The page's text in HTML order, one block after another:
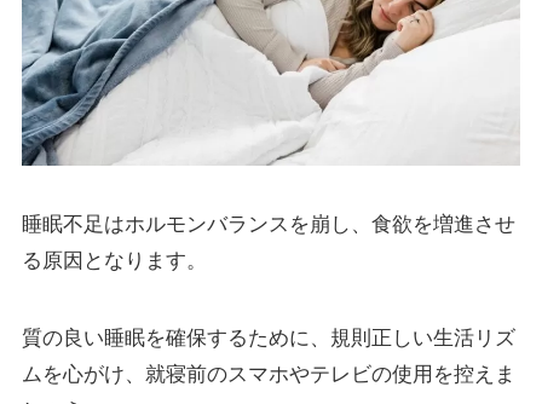
睡眠不足はホルモンバランスを崩し、食欲を増進させ
る原因となります。
質の良い睡眠を確保するために、規則正しい生活リズ
ムを心がけ、就寝前のスマホやテレビの使用を控えま